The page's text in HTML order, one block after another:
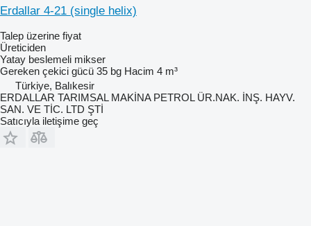
Erdallar 4-21 (single helix)
Talep üzerine fiyat
Üreticiden
Yatay beslemeli mikser
Gereken çekici gücü 35 bg Hacim 4 m³
Türkiye, Balıkesir
ERDALLAR TARIMSAL MAKİNA PETROL ÜR.NAK. İNŞ. HAYV.
SAN. VE TİC. LTD ŞTİ
Satıcıyla iletişime geç